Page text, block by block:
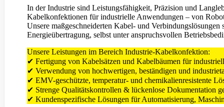
In der Industrie sind Leistungsfähigkeit, Präzision und
Kabelkonfektionen für industrielle Anwendungen – von
Unsere maßgeschneiderten Kabel- und
Energieübertragung, selbst unter anspruchsvollen
Unsere Leistungen im Bereich Industrie-Kabelkonfektion:
✔ Fertigung von Kabelsätzen und Kabelbäumen für
✔ Verwendung von hochwertigen, beständigen und
✔ EMV-geschützte, temperatur- und chemikalienresistente
✔ Strenge Qualitätskontrollen & lückenlose Dokumentation
✔ Kundenspezifische Lösungen für Automatisierung,